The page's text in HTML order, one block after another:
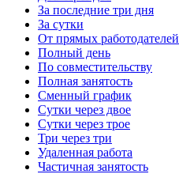
За последние три дня
За сутки
От прямых работодателей
Полный день
По совместительству
Полная занятость
Сменный график
Сутки через двое
Сутки через трое
Три через три
Удаленная работа
Частичная занятость